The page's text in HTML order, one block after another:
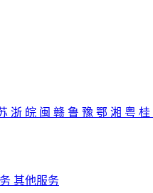
浙 皖 闽 赣 鲁 豫 鄂 湘 粤 桂
其他服务